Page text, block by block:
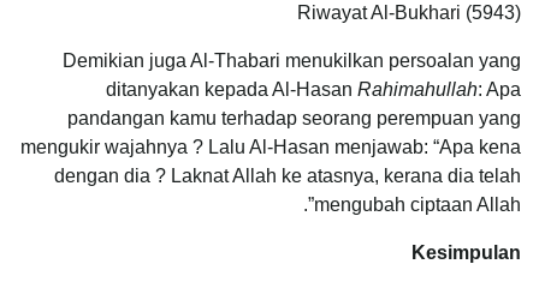
Riwayat Al-Bukhari (5943)
Demikian juga Al-Thabari menukilkan persoalan yang
ditanyakan kepada Al-Hasan Rahimahullah: Apa
pandangan kamu terhadap seorang perempuan yang
mengukir wajahnya ? Lalu Al-Hasan menjawab: “Apa kena
dengan dia ? Laknat Allah ke atasnya, kerana dia telah
mengubah ciptaan Allah”.
Kesimpulan